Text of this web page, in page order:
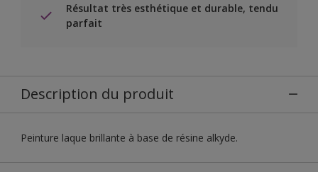
Résultat très esthétique et durable, tendu
parfait
Description du produit
Peinture laque brillante à base de résine alkyde.